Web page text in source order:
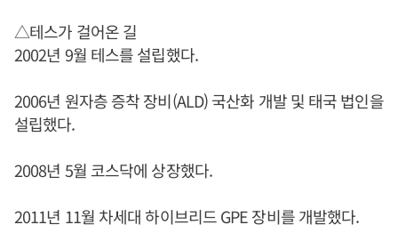
△테스가 걸어온 길
2002년 9월 테스를 설립했다.
2006년 원자층 증착 장비(ALD) 국산화 개발 및 태국 법인을
설립했다.
2008년 5월 코스닥에 상장했다.
2011년 11월 차세대 하이브리드 GPE 장비를 개발했다.